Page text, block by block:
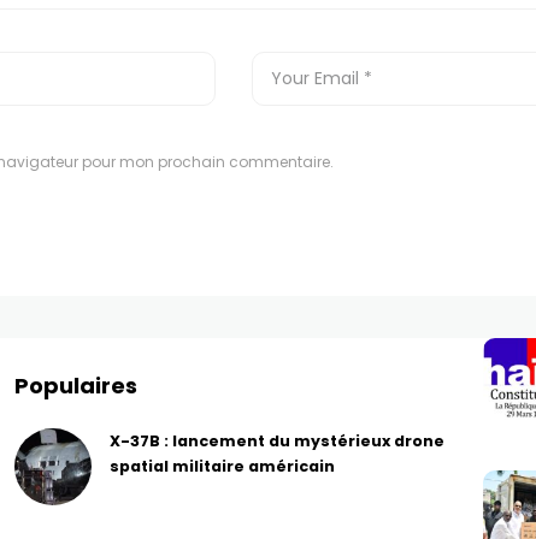
pour mon prochain commentaire.
Populaires
X-37B : lancement du mystérieux drone
spatial militaire américain